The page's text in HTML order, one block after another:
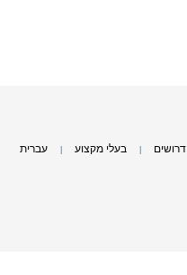
דרושים בעלי מקצוע עברית